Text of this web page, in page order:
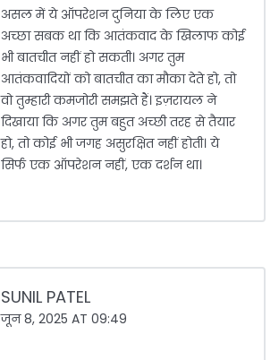
असल में ये ऑपरेशन दुनिया के लिए एक
अच्छा सबक था कि आतंकवाद के खिलाफ कोई
भी बातचीत नहीं हो सकती। अगर तुम
आतंकवादियों को बातचीत का मौका देते हो, तो
वो तुम्हारी कमजोरी समझते हैं। इज़रायल ने
दिखाया कि अगर तुम बहुत अच्छी तरह से तैयार
हो, तो कोई भी जगह असुरक्षित नहीं होती। ये
सिर्फ एक ऑपरेशन नहीं, एक दर्शन था।
SUNIL PATEL
जून 8, 2025 AT 09:49